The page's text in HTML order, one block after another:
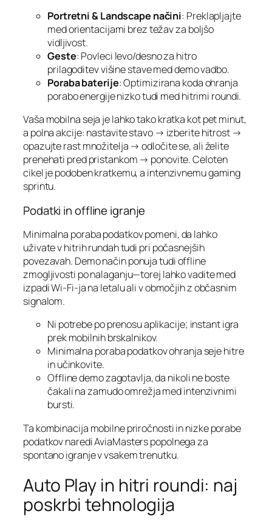
Portretni & Landscape načini: Preklapljajte
med orientacijami brez težav za boljšo
vidljivost.
Geste: Povleci levo/desno za hitro
prilagoditev višine stave med demo vadbo.
Poraba baterije: Optimizirana koda ohranja
porabo energije nizko tudi med hitrimi roundi.
Vaša mobilna seja je lahko tako kratka kot pet minut,
a polna akcije: nastavite stavo → izberite hitrost →
opazujte rast množitelja → odločite se, ali želite
prenehati pred pristankom → ponovite. Celoten
cikel je podoben kratkemu, a intenzivnemu gaming
sprintu.
Podatki in offline igranje
Minimalna poraba podatkov pomeni, da lahko
uživate v hitrih rundah tudi pri počasnejših
povezavah. Demo način ponuja tudi offline
zmogljivosti po nalaganju—torej lahko vadite med
izpadi Wi‑Fi-ja na letalu ali v območjih z občasnim
signalom.
Ni potrebe po prenosu aplikacije; instant igra
prek mobilnih brskalnikov.
Minimalna poraba podatkov ohranja seje hitre
in učinkovite.
Offline demo zagotavlja, da nikoli ne boste
čakali na zamudo omrežja med intenzivnimi
bursti.
Ta kombinacija mobilne priročnosti in nizke porabe
podatkov naredi AviaMasters popolnega za
spontano igranje v vsakem trenutku.
Auto Play in hitri roundi: naj
poskrbi tehnologija